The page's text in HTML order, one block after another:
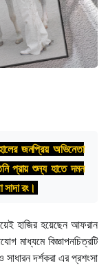
জনপ্রিয় অভিনেতা
প্রায় শুন্য হাতে দমন
রং।
হাজির হয়েছেন আফরান
মাধ্যমে বিজ্ঞাপনচিত্রটি
দর্শকরা এর প্রশংসা